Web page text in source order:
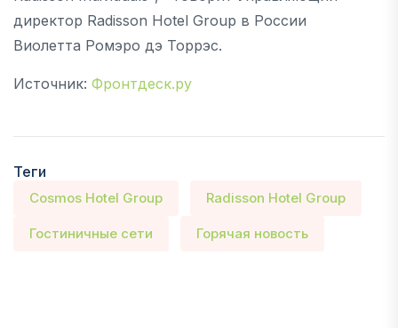
директор Radisson Hotel Group в России
Виолетта Ромэро дэ Торрэс.
Источник: Фронтдеск.ру
Теги
Cosmos Hotel Group Radisson Hotel Group
Гостиничные сети Горячая новость